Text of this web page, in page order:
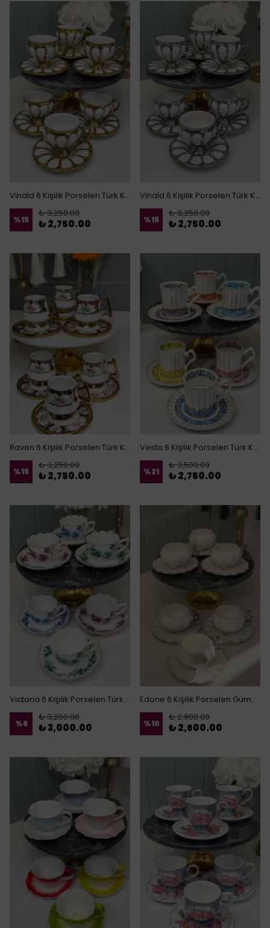
Vinald 6 Kişilik Porselen Türk Kahvesi Fincanı Gold
%15
₺ 3,250.00
₺ 2,750.00
Vinald 6 Kişilik Porselen Türk Kahvesi Fincanı
%15
₺ 3,250.00
₺ 2,750.00
Raven 6 Kişilik Porselen Türk Kahvesi Fincanı
%15
₺ 3,250.00
₺ 2,750.00
Vesta 6 Kişilik Porselen Türk Kahvesi Fincanı
%21
₺ 3,500.00
₺ 2,750.00
Victoria 6 Kişilik Porselen Türk Kahvesi Fincanı
%6
₺ 3,200.00
₺ 3,000.00
Edone 6 Kişilik Porselen Gümüş Türk Kahvesi Fincanı
%10
₺ 2,900.00
₺ 2,600.00